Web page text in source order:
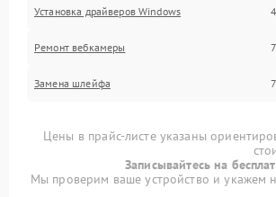
Установка драйверов Windows
Ремонт вебкамеры
Замена шлейфа
Цены в прайс-листе указаны
Записывайтесь на
Мы проверим ваше устройство и укажем